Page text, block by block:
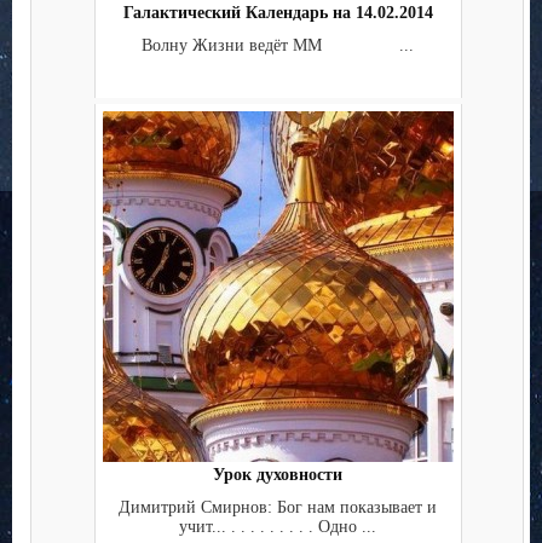
Галактический Календарь на 14.02.2014
Волну Жизни ведёт ММ ...
Урок духовности
Димитрий Смирнов: Бог нам показывает и
учит... . . . . . . . . . Одно ...